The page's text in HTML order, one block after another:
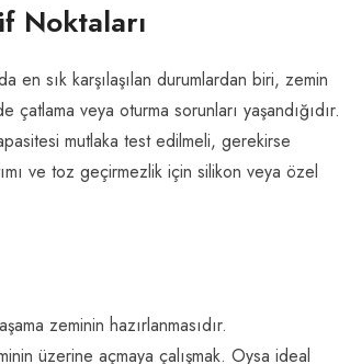
Noktaları
en sık karşılaşılan durumlardan biri, zemin
çatlama veya oturma sorunları yaşandığıdır.
mutlaka test edilmeli, gerekirse
ve toz geçirmezlik için silikon veya özel
zeminin hazırlanmasıdır.
üzerine açmaya çalışmak. Oysa ideal